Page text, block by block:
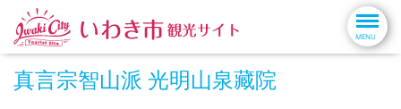
真言宗智山派 光明山泉藏院